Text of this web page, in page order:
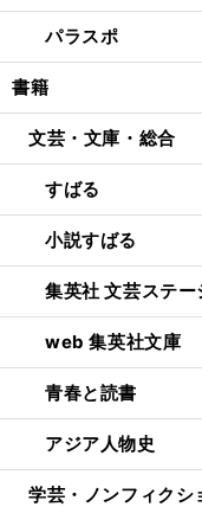
パラスポ
書籍
文芸・文庫・総合
すばる
小説すばる
集英社 文芸ステー
web 集英社文庫
青春と読書
アジア人物史
学芸・ノンフィクシ